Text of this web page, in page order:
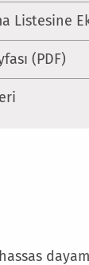
Listesine
(PDF)